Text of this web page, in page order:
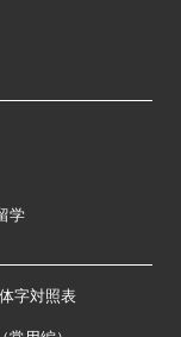
学
字対照表